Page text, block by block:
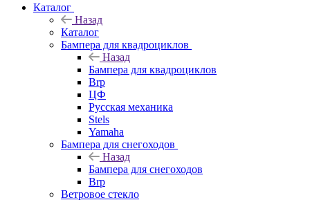
Каталог
Назад
Каталог
Бампера для квадроциклов
Назад
Бампера для квадроциклов
Brp
ЦФ
Русская механика
Stels
Yamaha
Бампера для снегоходов
Назад
Бампера для снегоходов
Brp
Ветровое стекло